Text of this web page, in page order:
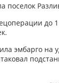
поселок
до
эмбарго на